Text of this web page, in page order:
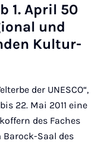
1. April 50
und
Kul­tur­
der UNESCO“,
22. Mai 2011 eine
des Faches
Saal des